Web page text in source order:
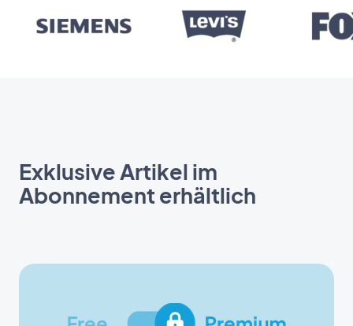
Exklusive Artikel im
Abonnement erhältlich